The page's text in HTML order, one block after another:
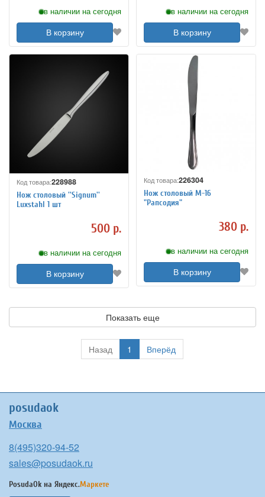
в наличии на сегодня
В корзину
в наличии на сегодня
В корзину
Код товара:228988
Нож столовый ''Signum''
Luxstahl 1 шт
500 р.
в наличии на сегодня
В корзину
Код товара:226304
Нож столовый М-16
"Рапсодия"
380 р.
в наличии на сегодня
В корзину
Показать еще
Назад 1 Вперёд
posudaok
Москва
8(495)320-94-52
sales@posudaok.ru
PosudaOk на Яндекс.Маркете